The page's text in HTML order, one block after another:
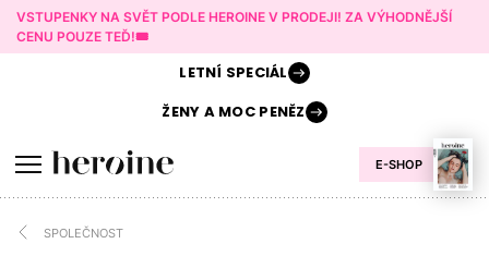
VSTUPENKY NA SVĚT PODLE HEROINE V PRODEJI! ZA VÝHODNĚJŠÍ
CENU POUZE TEĎ!🎟️
E-SHOP
LETNÍ SPECIÁL
ŽENY AMOC PENĚZ
SPOLEČNOST